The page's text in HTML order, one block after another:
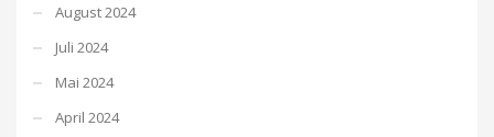
August 2024
Juli 2024
Mai 2024
April 2024